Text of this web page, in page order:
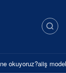
ne okuyoruz?aiiş